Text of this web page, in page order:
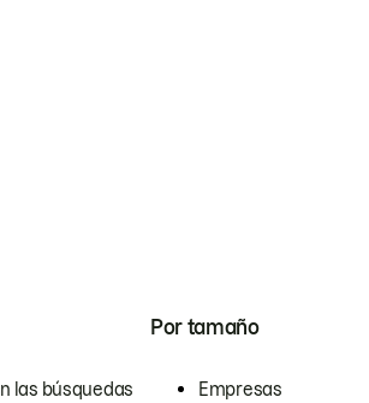
las búsquedas
Por tamaño
Empresas